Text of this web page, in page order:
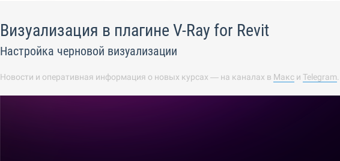
Визуализация в плагине V-Ray for Revit
Настройка черновой визуализации
Новости и оперативная информация о новых курсах — на каналах в Макс и Telegram